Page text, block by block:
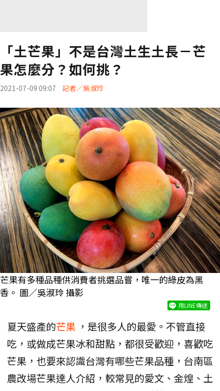
「土芒果」不是台灣土生土長－芒
果怎麼分？如何挑？
2021-07-09 09:07 記者／吳淑玲
芒果有多種品種供消費者挑選品嘗，唯一的綠皮為黑
香。 圖／吳淑玲 攝影
用LINE傳送
夏天盛產的芒果 ，是很多人的最愛。不管直接
吃，或做成芒果冰和甜點，都很受歡迎，喜歡吃
芒果，也要來認識台灣有哪些芒果品種，台南區
農改場芒果達人介紹，較常見的愛文、金煌、土